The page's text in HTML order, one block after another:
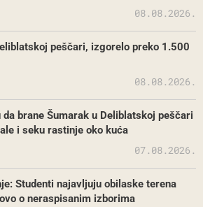
08.08.2026.
peščari, izgorelo preko 1.500
08.08.2026.
brane Šumarak u Deliblatskoj peščari
i seku rastinje oko kuća
07.08.2026.
Studenti najavljuju obilaske terena
o neraspisanim izborima